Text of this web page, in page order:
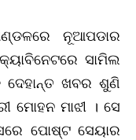
ନୂଆପଡାର
ସାମିଲ
ଦେହାନ୍ତ ଖବର ଶୁଣି
ମାଝୀ । ସେ
ପୋଷ୍ଟ ସେୟାର